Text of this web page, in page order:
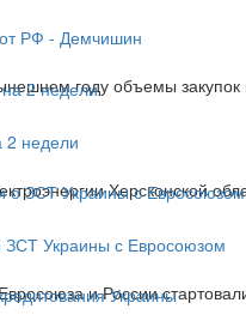
от РФ - Демчишин
году объемы закупок
2 недели
Херсконской
ЗСТ Украины с Евросоюзом
и России